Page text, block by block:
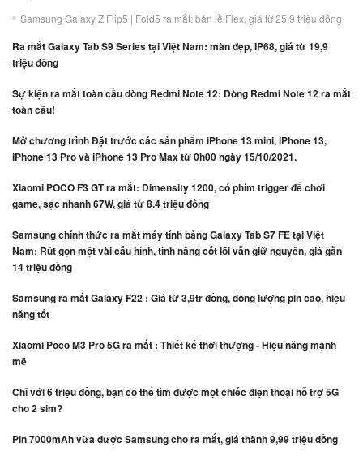
Samsung Galaxy Z Flip5 | Fold5 ra mắt: bản lề Flex, giá từ 25,9 triệu đồng
Ra mắt Galaxy Tab S9 Series tại Việt Nam: màn đẹp, IP68, giá từ 19,9
triệu đồng
Sự kiện ra mắt toàn cầu dòng Redmi Note 12: Dòng Redmi Note 12 ra mắt
toàn cầu!
Mở chương trình Đặt trước các sản phẩm iPhone 13 mini, iPhone 13,
iPhone 13 Pro và iPhone 13 Pro Max từ 0h00 ngày 15/10/2021.
Xiaomi POCO F3 GT ra mắt: Dimensity 1200, có phím trigger để chơi
game, sạc nhanh 67W, giá từ 8.4 triệu đồng
Samsung chính thức ra mắt máy tính bảng Galaxy Tab S7 FE tại Việt
Nam: Rút gọn một vài cấu hình, tính năng cốt lõi vẫn giữ nguyên, giá gần
14 triệu đồng
Samsung ra mắt Galaxy F22 : Giá từ 3,9tr đồng, dòng lượng pin cao, hiệu
năng tốt
Xiaomi Poco M3 Pro 5G ra mắt : Thiết kế thời thượng - Hiệu năng mạnh
mẽ
Chỉ với 6 triệu đồng, bạn có thể tìm được một chiếc điện thoại hỗ trợ 5G
cho 2 sim?
Pin 7000mAh vừa được Samsung cho ra mắt, giá thành 9,99 triệu đồng